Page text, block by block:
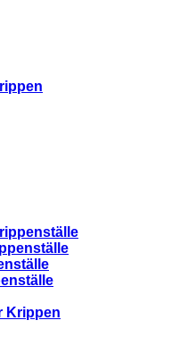
Krippen